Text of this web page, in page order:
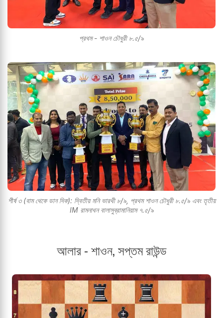
প্রথম - শাওন চৌধুরী ৮.৫/৯
শীর্ষ ৩ (বাম থেকে ডান দিক): দ্বিতীয় মনি ভারথী ৮/৯, প্রথম শাওন চৌধুরী ৮.৫/৯ এবং তৃতীয়
IM রামনাথন বালাসুব্রামানিয়াম ৭.৫/৯
আলার - শাওন, সপ্তম রাউন্ড